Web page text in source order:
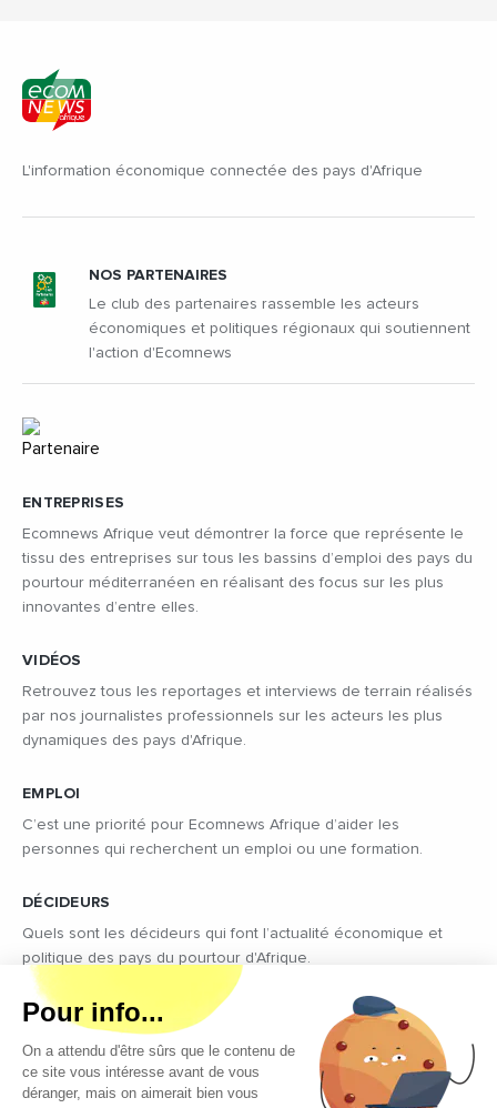
L'information économique connectée des pays d'Afrique
ENTREPRISES
Ecomnews Afrique veut démontrer la force que représente le
tissu des entreprises sur tous les bassins d’emploi des pays du
pourtour méditerranéen en réalisant des focus sur les plus
innovantes d’entre elles.
VIDÉOS
Retrouvez tous les reportages et interviews de terrain réalisés
par nos journalistes professionnels sur les acteurs les plus
dynamiques des pays d'Afrique.
EMPLOI
C’est une priorité pour Ecomnews Afrique d’aider les
personnes qui recherchent un emploi ou une formation.
DÉCIDEURS
Quels sont les décideurs qui font l’actualité économique et
politique des pays du pourtour d'Afrique.
NOS PARTENAIRES
Le club des partenaires rassemble les acteurs
économiques et politiques régionaux qui soutiennent
l'action d'Ecomnews